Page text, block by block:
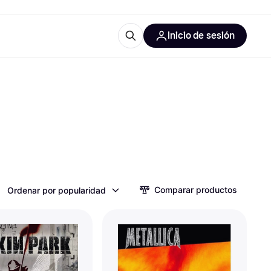
categorías
Inicio de sesión
Ordenar por popularidad Comparar productos